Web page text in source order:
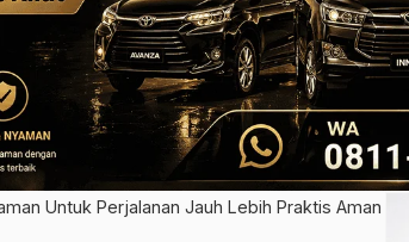
Untuk Perjalanan Jauh Lebih Praktis Aman